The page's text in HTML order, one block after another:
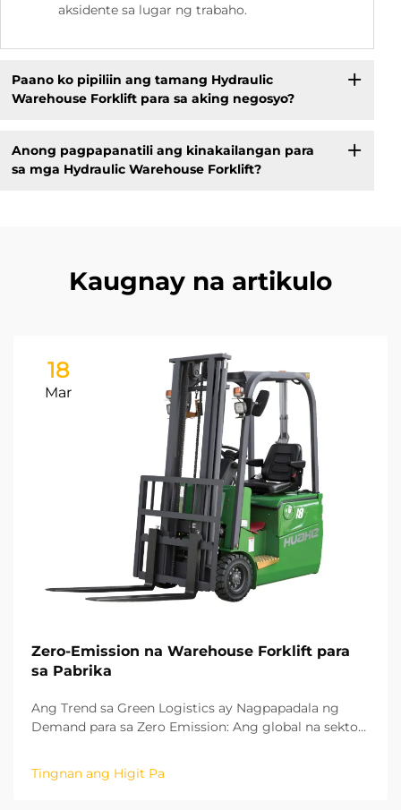
aksidente sa lugar ng trabaho.
Paano ko pipiliin ang tamang Hydraulic
Warehouse Forklift para sa aking negosyo?
Anong pagpapanatili ang kinakailangan para
sa mga Hydraulic Warehouse Forklift?
Kaugnay na artikulo
18
Mar
Zero-Emission na Warehouse Forklift para
sa Pabrika
Ang Trend sa Green Logistics ay Nagpapadala ng
Demand para sa Zero Emission: Ang global na sektor
patungo sa isang berdeng modelo ng pag-unlad at
mababang carbon. Ang natitirang mga proseso sa
Tingnan ang Higit Pa